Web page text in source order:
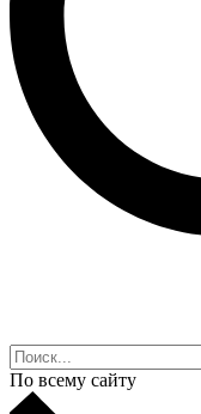
По всему сайту